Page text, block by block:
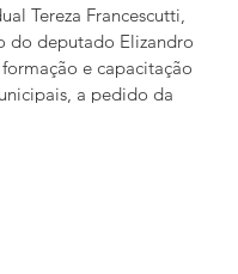
Tereza Francescutti,
do deputado Elizandro
formação e capacitação
a pedido da